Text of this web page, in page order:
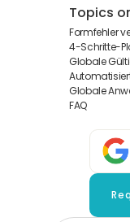
Topics
Formfehler
4-Schritte-
Globale
Globale
FAQ